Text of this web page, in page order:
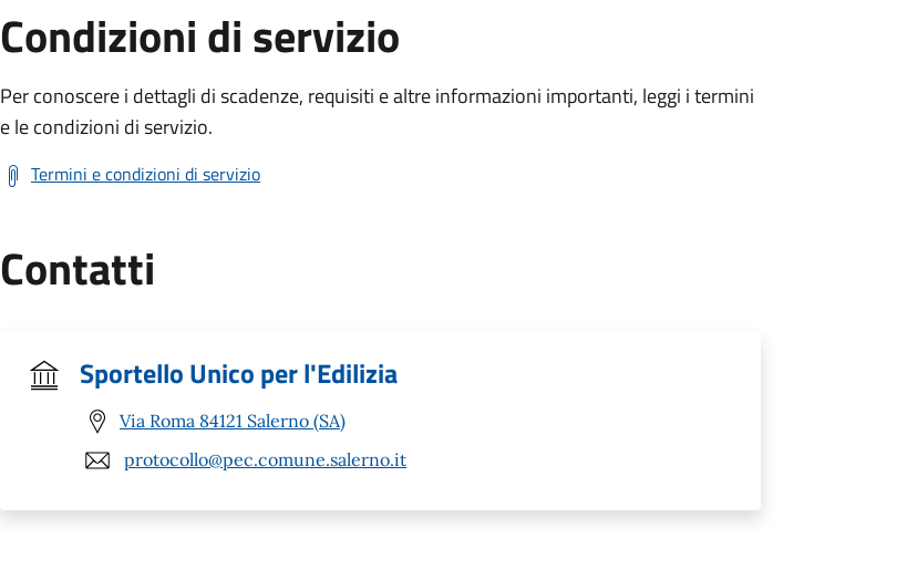
Condizioni di servizio
Per conoscere i dettagli di scadenze, requisiti e altre informazioni importanti, leggi i termini
e le condizioni di servizio.
Termini e condizioni di servizio
Contatti
Sportello Unico per l'Edilizia
Via Roma 84121 Salerno (SA)
protocollo@pec.comune.salerno.it